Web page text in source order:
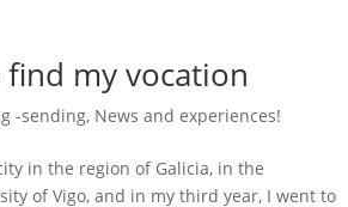
my vocation
-sending, News and experiences!
in the region of Galicia, in the
of Vigo, and in my third year, I went to